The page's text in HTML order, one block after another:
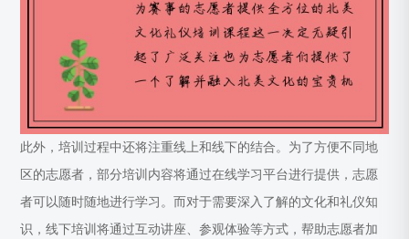
此外，培训过程中还将注重线上和线下的结合。为了方便不同地
区的志愿者，部分培训内容将通过在线学习平台进行提供，志愿
者可以随时随地进行学习。而对于需要深入了解的文化和礼仪知
识，线下培训将通过互动讲座、参观体验等方式，帮助志愿者加